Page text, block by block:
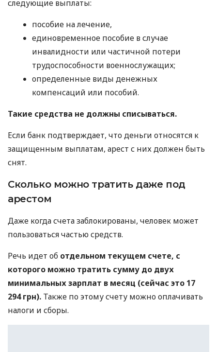
следующие выплаты:
пособие на лечение,
единовременное пособие в случае
инвалидности или частичной потери
трудоспособности военнослужащих;
определенные виды денежных
компенсаций или пособий.
Такие средства не должны списываться.
Если банк подтверждает, что деньги относятся к
защищенным выплатам, арест с них должен быть
снят.
Сколько можно тратить даже под
арестом
Даже когда счета заблокированы, человек может
пользоваться частью средств.
Речь идет об отдельном текущем счете, с
которого можно тратить сумму до двух
минимальных зарплат в месяц (сейчас это 17
294 грн). Также по этому счету можно оплачивать
налоги и сборы.